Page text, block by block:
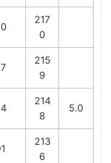
217
0
215
9
214
8
5.0
213
6